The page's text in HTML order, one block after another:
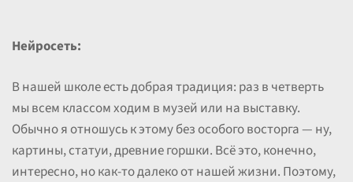
Нейросеть:
В нашей школе есть добрая традиция: раз в четверть
мы всем классом ходим в музей или на выставку.
Обычно я отношусь к этому без особого восторга — ну,
картины, статуи, древние горшки. Всё это, конечно,
интересно, но как-то далеко от нашей жизни. Поэтому,